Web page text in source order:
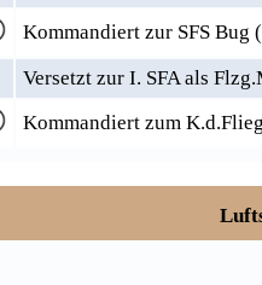
Kommandiert zur SFS Bug
Versetzt zur I. SFA als
Kommandiert zum